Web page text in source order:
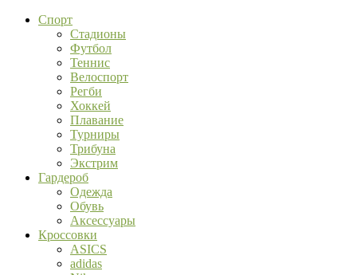
Спорт
Стадионы
Футбол
Теннис
Велоспорт
Регби
Хоккей
Плавание
Турниры
Трибуна
Экстрим
Гардероб
Одежда
Обувь
Аксессуары
Кроссовки
ASICS
adidas